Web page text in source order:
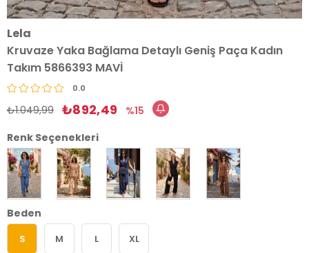
Lela
Kruvaze Yaka Bağlama Detaylı Geniş Paça Kadın
Takım 5866393 MAVİ
0.0
₺1.049,99 ₺892,49
15
Renk Seçenekleri
Beden
S M L XL